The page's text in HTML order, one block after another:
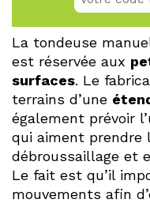
La tondeuse
est réservée aux
surfaces. Le
terrains d’une
également prévoir
qui aiment prendre
débroussaillage et
Le fait est qu’il
mouvements afin